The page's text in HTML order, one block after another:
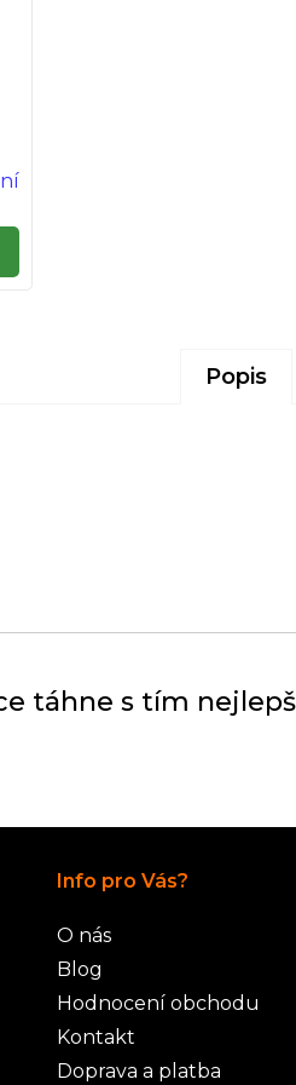
Popis
táhne s tím
Info pro Vás?
O nás
Blog
Hodnocení obchodu
Kontakt
Doprava a platba